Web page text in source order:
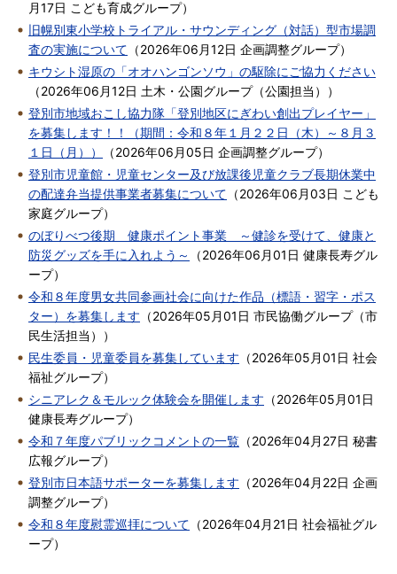
月17日 こども育成グループ）
旧幌別東小学校トライアル・サウンディング（対話）型市場調
査の実施について （2026年06月12日 企画調整グループ）
キウシト湿原の「オオハンゴンソウ」の駆除にご協力ください
（2026年06月12日 土木・公園グループ（公園担当）
）
登別市地域おこし協力隊「登別地区にぎわい創出プレイヤー」
を募集します！！（期間：令和８年１月２２日（木）～８月３
１日（月））
（2026年06月05日 企画調整グループ）
登別市児童館・児童センター及び放課後児童クラブ長期休業中
の配達弁当提供事業者募集について （2026年06月03日 こども
家庭グループ）
のぼりべつ後期 健康ポイント事業 ～健診を受けて、健康と
防災グッズを手に入れよう～
（2026年06月01日 健康長寿グル
ープ）
令和８年度男女共同参画社会に向けた作品（標語・習字・ポス
ター）を募集します （2026年05月01日 市民協働グループ（市
民生活担当）
）
民生委員・児童委員を募集しています （2026年05月01日 社会
福祉グループ）
シニアレク＆モルック体験会を開催します （2026年05月01日
健康長寿グループ）
令和７年度パブリックコメントの一覧 （2026年04月27日 秘書
広報グループ）
登別市日本語サポーターを募集します （2026年04月22日 企画
調整グループ）
令和８年度慰霊巡拝について （2026年04月21日 社会福祉グル
ープ）